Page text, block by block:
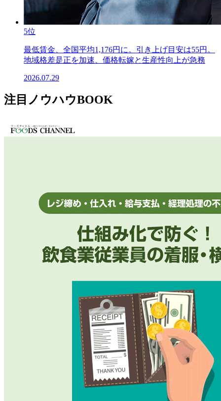
5位
最低賃金、全国平均1,176円に。引き上げ目安は55円。
地域格差是正を加速、価格転嫁と生産性向上が急務
2026.07.29
注目ノウハウBOOK